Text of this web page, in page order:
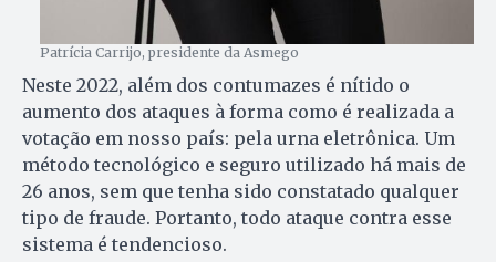
Patrícia Carrijo, presidente da Asmego
Neste 2022, além dos contumazes é nítido o
aumento dos ataques à forma como é realizada a
votação em nosso país: pela urna eletrônica. Um
método tecnológico e seguro utilizado há mais de
26 anos, sem que tenha sido constatado qualquer
tipo de fraude. Portanto, todo ataque contra esse
sistema é tendencioso.